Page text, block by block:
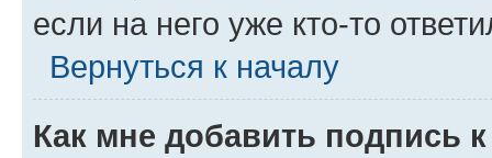
если на него уже кто-то
Вернуться к началу
Как мне добавить подпись